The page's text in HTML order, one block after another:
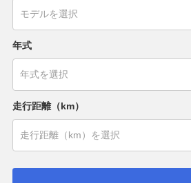
年式
走行距離（km）